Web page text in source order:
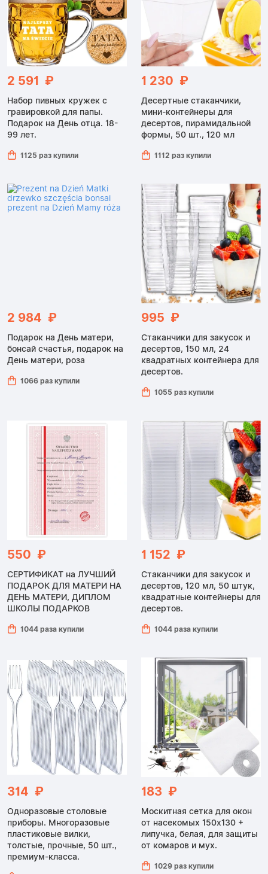
2 591 ₽
Набор пивных кружек с
гравировкой для папы.
Подарок на День отца. 18-
99 лет.
1125 раз купили
1 230 ₽
Десертные стаканчики,
мини-контейнеры для
десертов, пирамидальной
формы, 50 шт., 120 мл
1112 раз купили
2 984 ₽
Подарок на День матери,
бонсай счастья, подарок на
День матери, роза
1066 раз купили
995 ₽
Стаканчики для закусок и
десертов, 150 мл, 24
квадратных контейнера для
десертов.
1055 раз купили
550 ₽
СЕРТИФИКАТ на ЛУЧШИЙ
ПОДАРОК ​​ДЛЯ МАТЕРИ НА
ДЕНЬ МАТЕРИ, ДИПЛОМ
ШКОЛЫ ПОДАРКОВ
1044 раза купили
1 152 ₽
Стаканчики для закусок и
десертов, 120 мл, 50 штук,
квадратные контейнеры для
десертов.
1044 раза купили
314 ₽
Одноразовые столовые
приборы. Многоразовые
пластиковые вилки,
толстые, прочные, 50 шт.,
премиум-класса.
183 ₽
Москитная сетка для окон
от насекомых 150x130 +
липучка, белая, для защиты
от комаров и мух.
1029 раз купили